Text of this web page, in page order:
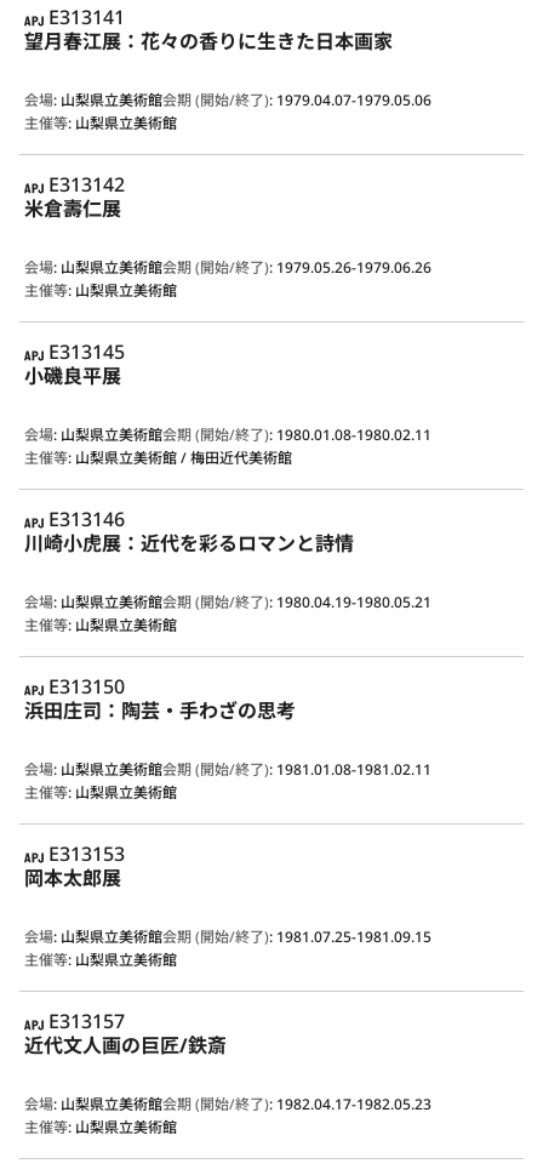
APJ
E313141
望月春江展：花々の香りに生きた日本画家
会場: 山梨県立美術館会期 (開始/終了): 1979.04.07-1979.05.06
主催等: 山梨県立美術館
APJ
E313142
米倉壽仁展
会場: 山梨県立美術館会期 (開始/終了): 1979.05.26-1979.06.26
主催等: 山梨県立美術館
APJ
E313145
小磯良平展
会場: 山梨県立美術館会期 (開始/終了): 1980.01.08-1980.02.11
主催等: 山梨県立美術館 / 梅田近代美術館
APJ
E313146
川崎小虎展：近代を彩るロマンと詩情
会場: 山梨県立美術館会期 (開始/終了): 1980.04.19-1980.05.21
主催等: 山梨県立美術館
APJ
E313150
浜田庄司：陶芸・手わざの思考
会場: 山梨県立美術館会期 (開始/終了): 1981.01.08-1981.02.11
主催等: 山梨県立美術館
APJ
E313153
岡本太郎展
会場: 山梨県立美術館会期 (開始/終了): 1981.07.25-1981.09.15
主催等: 山梨県立美術館
APJ
E313157
近代文人画の巨匠/鉄斎
会場: 山梨県立美術館会期 (開始/終了): 1982.04.17-1982.05.23
主催等: 山梨県立美術館